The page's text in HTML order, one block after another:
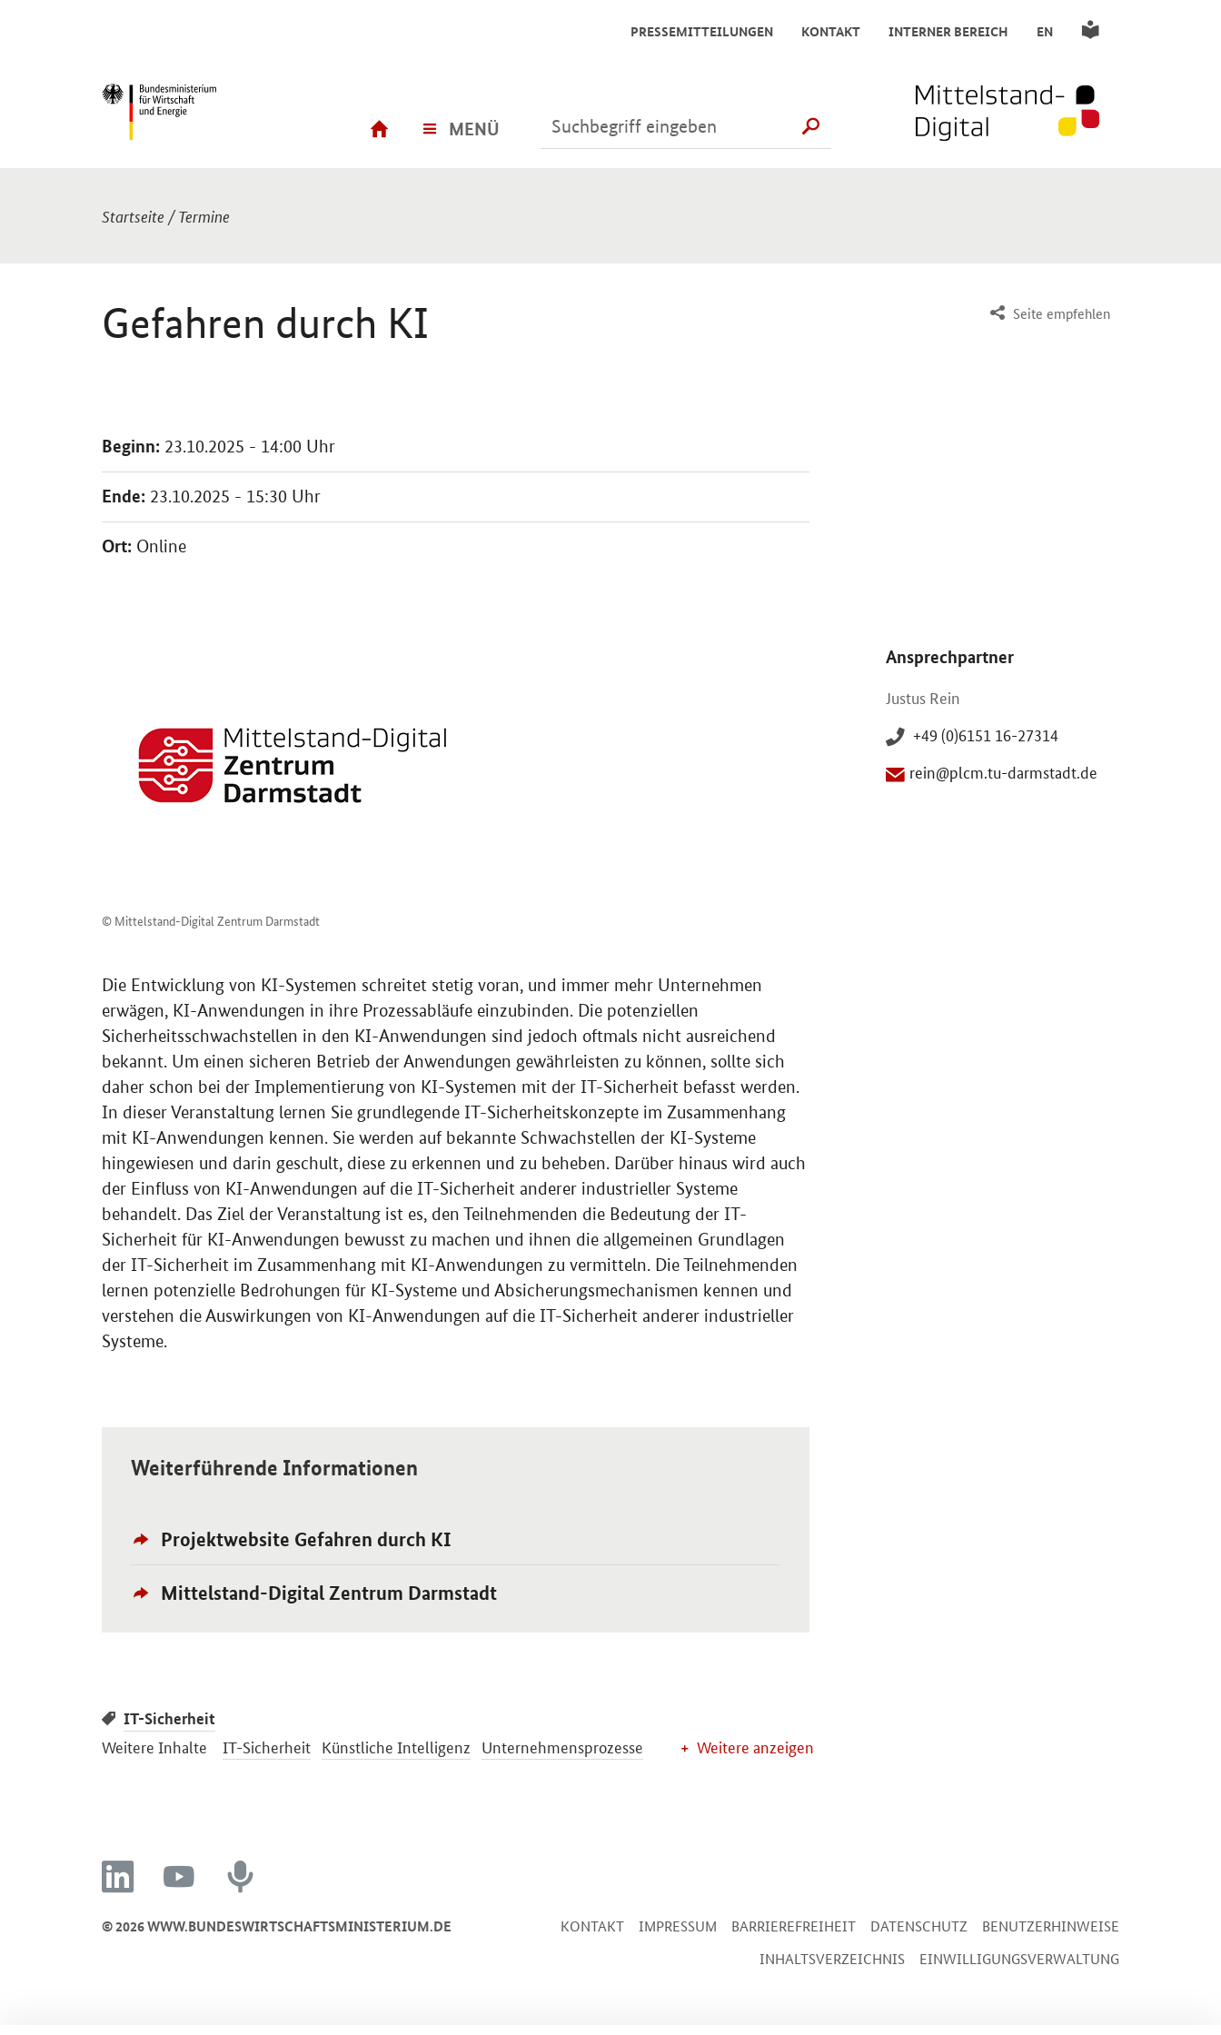
PRESSEMITTEILUNGEN KONTAKT INTERNER BEREICH EN
MENÜ SUCHE STARTEN
Sie sind hier:
Startseite /Termine
Seite empfehlen
Gefahren durch KI
Beginn: 23.10.2025 - 14:00 Uhr
Ende: 23.10.2025 - 15:30 Uhr
Ort: Online
© Mittelstand-Digital Zentrum Darmstadt
Die Entwicklung von KI-Systemen schreitet stetig voran, und immer mehr Unternehmen
erwägen, KI-Anwendungen in ihre Prozessabläufe einzubinden. Die potenziellen
Sicherheitsschwachstellen in den KI-Anwendungen sind jedoch oftmals nicht ausreichend
bekannt. Um einen sicheren Betrieb der Anwendungen gewährleisten zu können, sollte sich
daher schon bei der Implementierung von KI-Systemen mit der IT-Sicherheit befasst werden.
In dieser Veranstaltung lernen Sie grundlegende IT-Sicherheitskonzepte im Zusammenhang
mit KI-Anwendungen kennen. Sie werden auf bekannte Schwachstellen der KI-Systeme
hingewiesen und darin geschult, diese zu erkennen und zu beheben. Darüber hinaus wird auch
der Einfluss von KI-Anwendungen auf die IT-Sicherheit anderer industrieller Systeme
behandelt. Das Ziel der Veranstaltung ist es, den Teilnehmenden die Bedeutung der IT-
Sicherheit für KI-Anwendungen bewusst zu machen und ihnen die allgemeinen Grundlagen
der IT-Sicherheit im Zusammenhang mit KI-Anwendungen zu vermitteln. Die Teilnehmenden
lernen potenzielle Bedrohungen für KI-Systeme und Absicherungsmechanismen kennen und
verstehen die Auswirkungen von KI-Anwendungen auf die IT-Sicherheit anderer industrieller
Systeme.
Ansprechpartner
Justus Rein
Öffnet Einzelsicht
+49 (0)6151 16-27314
rein@plcm.tu-darmstadt.de
Weiterführende Informationen
Externer
Link:
Projektwebsite Gefahren durch KI
Öffnet Einzelsicht
Externer
Mittelstand-Digital Zentrum Darmstadt
Öffnet Einzelsicht
IT-Sicherheit
Weitere Inhalte IT-Sicherheit Künstliche Intelligenz Unternehmensprozesse Weitere anzeigen
linkedin youtube
© 2026 WWW.BUNDESWIRTSCHAFTSMINISTERIUM.DE KONTAKT IMPRESSUM BARRIEREFREIHEIT DATENSCHUTZ
BENUTZERHINWEISE
INHALTSVERZEICHNIS
EINWILLIGUNGSVERWALTUNG